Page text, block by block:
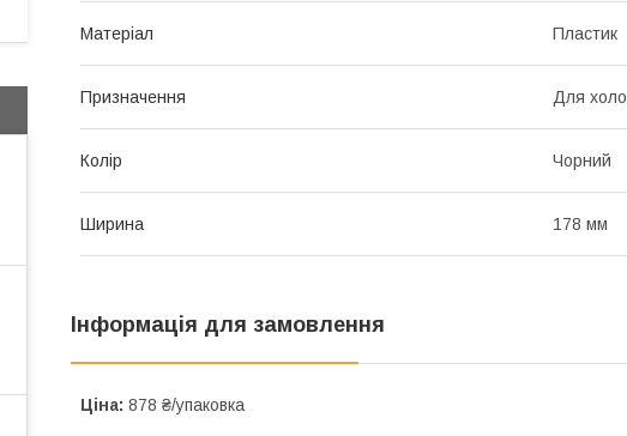
Матеріал Пластик
Призначення Для
Колір Чорний
Ширина 178 мм
Інформація для замовлення
Ціна: 878 ₴/упаковка